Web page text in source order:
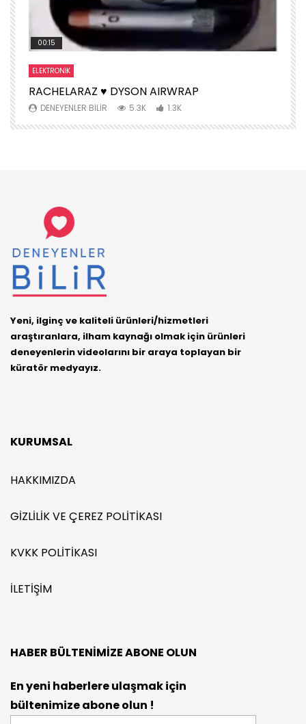
00:15
ELEKTRONIK
RACHELARAZ ♥️ DYSON AIRWRAP
DENEYENLER BILIR 5.3K 1.3K
Yeni, ilginç ve kaliteli ürünleri/hizmetleri
araştıranlara, ilham kaynağı olmak için ürünleri
deneyenlerin videolarını bir araya toplayan bir
küratör medyayız.
KURUMSAL
HAKKIMIZDA
GIZLILIK VE ÇEREZ POLITIKASI
KVKK POLITIKASI
İLETIŞIM
HABER BÜLTENIMIZE ABONE OLUN
En yeni haberlere ulaşmak için
bültenimize abone olun !